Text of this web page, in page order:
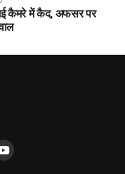
कैमरे में कैद, अफसर पर